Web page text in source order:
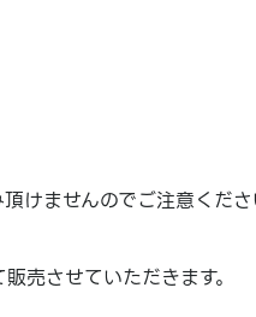
けませんのでご注意くだ
させていただきます。